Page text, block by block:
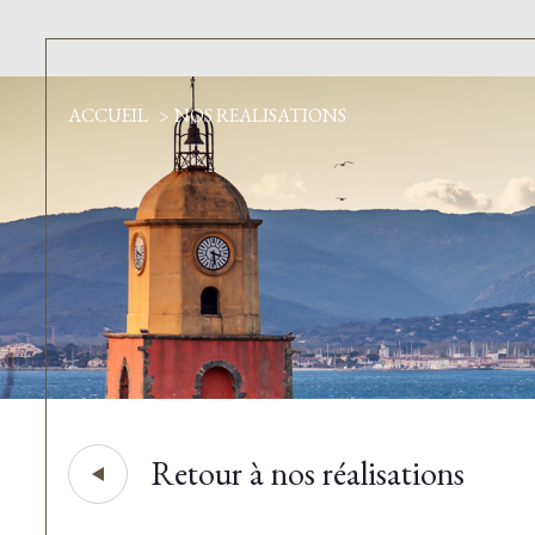
ACCUEIL NOS REALISATIONS
Retour à nos réalisations